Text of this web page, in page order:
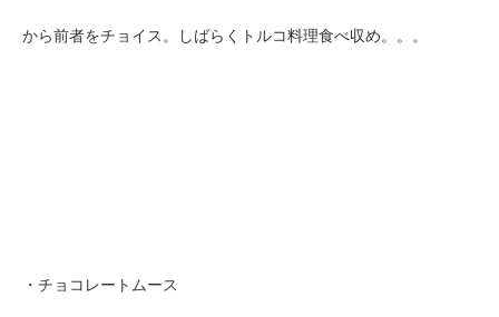
から前者をチョイス。しばらくトルコ料理食べ収め。。。
・チョコレートムース